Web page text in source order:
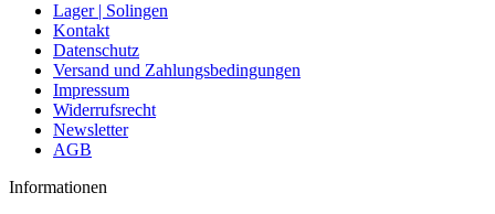
Lager | Solingen
Kontakt
Datenschutz
Versand und Zahlungsbedingungen
Impressum
Widerrufsrecht
Newsletter
AGB
Informationen